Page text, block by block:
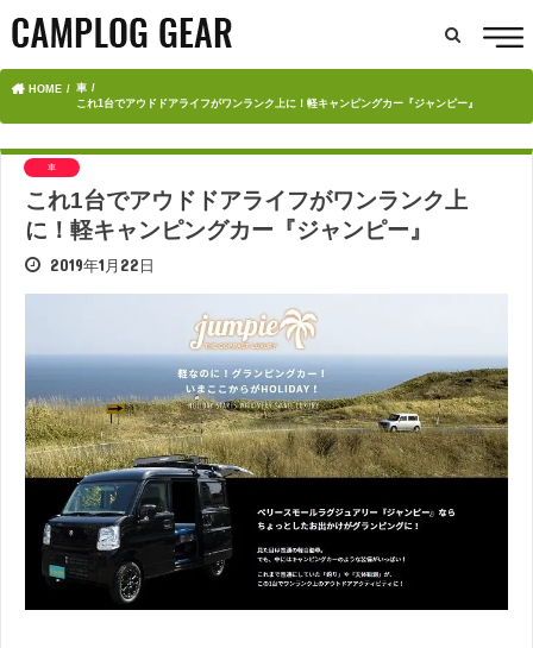
HOME
車
これ1台でアウドドアライフがワンランク上に！軽キャンピングカー『ジャンピー』
車
これ1台でアウドドアライフがワンランク上
に！軽キャンピングカー『ジャンピー』
2019年1月22日